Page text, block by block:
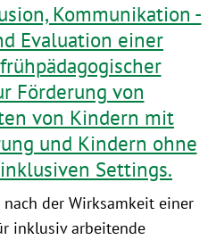
Kommunikation -
Evaluation einer
Förderung von
von Kindern mit
und Kindern ohne
Settings.
der Wirksamkeit einer
inklusiv arbeitende